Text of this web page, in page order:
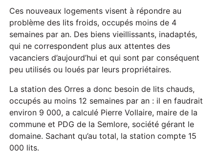
Ces nouveaux logements visent à répondre au
problème des lits froids, occupés moins de 4
semaines par an. Des biens vieillissants, inadaptés,
qui ne correspondent plus aux attentes des
vacanciers d’aujourd’hui et qui sont par conséquent
peu utilisés ou loués par leurs propriétaires.
La station des Orres a donc besoin de lits chauds,
occupés au moins 12 semaines par an : il en faudrait
environ 9 000, a calculé Pierre Vollaire, maire de la
commune et PDG de la Semlore, société gérant le
domaine. Sachant qu’au total, la station compte 15
000 lits.